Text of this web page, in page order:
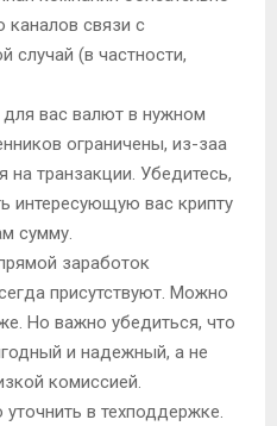
каналов связи с
случай (в частности,
вас валют в нужном
ограничены, из-заа
на транзакции. Убедитесь,
интересующую вас крипту
сумму.
заработок
присутствуют. Можно
Но важно убедиться, что
и надежный, а не
комиссией.
в техподдержке.